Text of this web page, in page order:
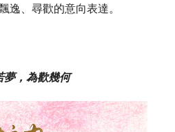
逸、尋歡的意向表達。
夢，為歡幾何